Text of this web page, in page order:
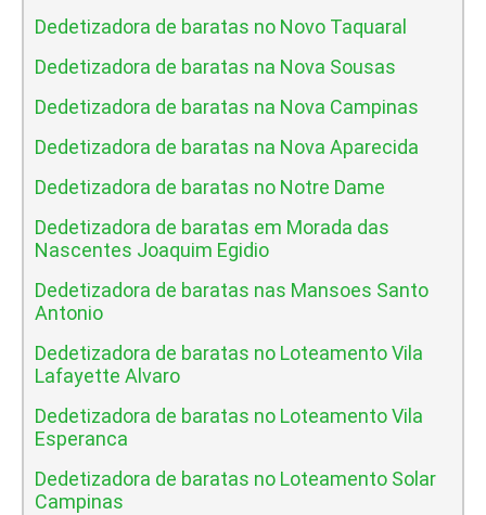
Dedetizadora de baratas no Novo Taquaral
Dedetizadora de baratas na Nova Sousas
Dedetizadora de baratas na Nova Campinas
Dedetizadora de baratas na Nova Aparecida
Dedetizadora de baratas no Notre Dame
Dedetizadora de baratas em Morada das
Nascentes Joaquim Egidio
Dedetizadora de baratas nas Mansoes Santo
Antonio
Dedetizadora de baratas no Loteamento Vila
Lafayette Alvaro
Dedetizadora de baratas no Loteamento Vila
Esperanca
Dedetizadora de baratas no Loteamento Solar
Campinas